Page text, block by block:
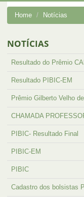
Home Notícias
NOTÍCIAS
Resultado do Prêmio
Resultado PIBIC-EM
Prêmio Gilberto Velho
CHAMADA
PIBIC- Resultado Final
PIBIC-EM
PIBIC
Cadastro dos bolsistas